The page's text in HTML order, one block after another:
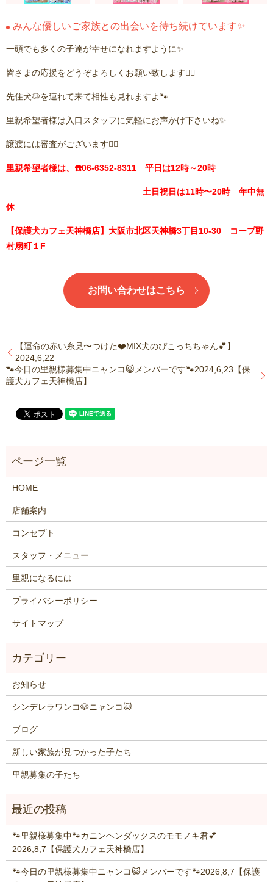
みんな優しいご家族との出会いを待ち続けています✨
一頭でも多くの子達が幸せになれますように✨
皆さまの応援をどうぞよろしくお願い致します🙇‍♂️
先住犬🐶を連れて来て相性も見れますよ🐾
里親希望者様は入口スタッフに気軽にお声かけ下さいね✨
譲渡には審査がございます🙇‍♂️
里親希望者様は、☎️06-6352-8311 平日は12時～20時
土日祝日は11時〜20時 年中無
休
【保護犬カフェ天神橋店】大阪市北区天神橋3丁目10-30 コープ野
村扇町１F
お問い合わせはこちら
【運命の赤い糸見〜つけた❤️MIX犬のぴこっちちゃん💕】
2024,6,22
🐾今日の里親様募集中ニャンコ😺メンバーです🐾2024,6,23【保
護犬カフェ天神橋店】
HOME
店舗案内
コンセプト
スタッフ・メニュー
里親になるには
プライバシーポリシー
サイトマップ
お知らせ
シンデレラワンコ🐶ニャンコ🐱
ブログ
新しい家族が見つかった子たち
里親募集の子たち
🐾里親様募集中🐾カニンヘンダックスのモモノキ君💕
2026,8,7【保護犬カフェ天神橋店】
🐾今日の里親様募集中ニャンコ😺メンバーです🐾2026,8,7【保護